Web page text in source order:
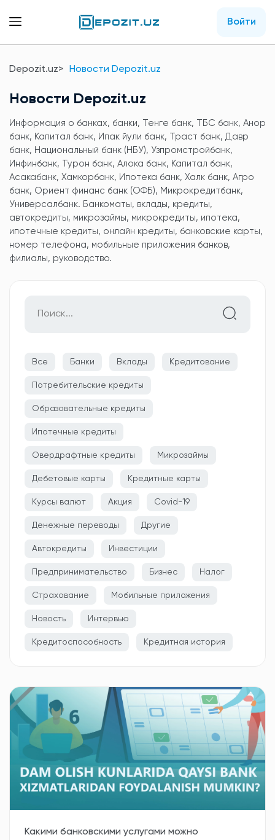
Войти
Depozit.uz Новости Depozit.uz
Новости Depozit.uz
Информация о банках, банки, Тенге банк, ТБС банк, Анор
банк, Капитал банк, Ипак йули банк, Траст банк, Давр
банк, Национальный банк (НБУ), Узпромстройбанк,
Инфинбанк, Турон банк, Алока банк, Капитал банк,
Асакабанк, Хамкорбанк, Ипотека банк, Халк банк, Агро
банк, Ориент финанс банк (ОФБ), Микрокредитбанк,
Универсалбанк. Банкоматы, вклады, кредиты,
автокредиты, микрозаймы, микрокредиты, ипотека,
ипотечные кредиты, онлайн кредиты, банковские карты,
номер телефона, мобильные приложения банков,
филиалы, руководство.
Все Банки Вклады Кредитование
Потребительские кредиты
Образовательные кредиты
Ипотечные кредиты
Овердрафтные кредиты Микрозаймы
Дебетовые карты Кредитные карты
Курсы валют Акция Covid-19
Денежные переводы Другие
Автокредиты Инвестиции
Предпринимательство Бизнес Налог
Страхование Мобильные приложения
Новость Интервью
Кредитоспособность Кредитная история
Какими банковскими услугами можно